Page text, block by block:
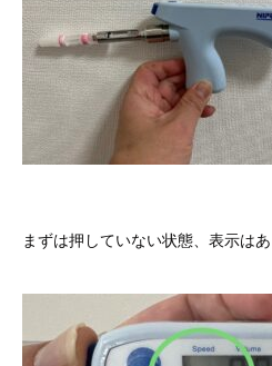
まずは押していない状態、表示はあ